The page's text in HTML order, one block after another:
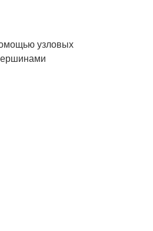
узловых